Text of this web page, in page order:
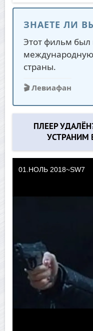
ЗНАЕТЕ ЛИ
Этот фильм
страны.
🎬 Левиафан
ПЛЕЕР
УСТРАНИМ